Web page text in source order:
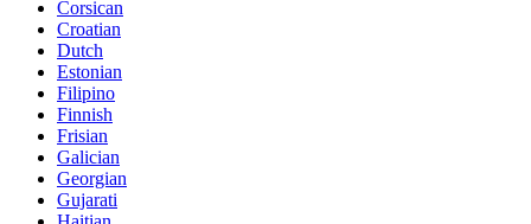
Corsican
Croatian
Dutch
Estonian
Filipino
Finnish
Frisian
Galician
Georgian
Gujarati